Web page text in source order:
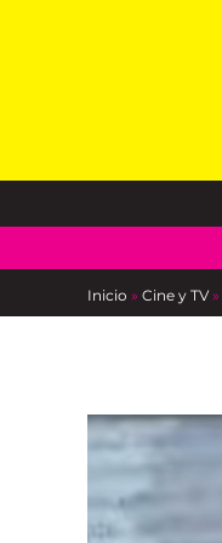
Inicio » Cine y TV »